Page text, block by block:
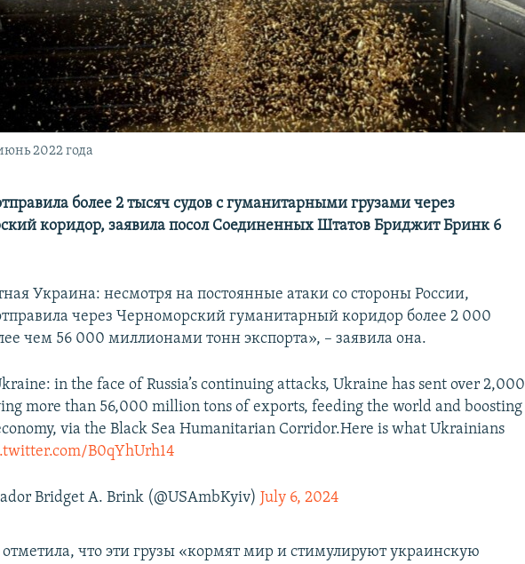
2022 года
более 2 тысяч судов с гуманитарными грузами через
коридор, заявила посол Соединенных Штатов Бриджит Бринк 6
Украина: несмотря на постоянные атаки со стороны России,
через Черноморский гуманитарный коридор более 2 000
чем 56 000 миллионами тонн экспорта», – заявила она.
in the face of Russia’s continuing attacks, Ukraine has sent over 2,000
more than 56,000 million tons of exports, feeding the world and boosting
via the Black Sea Humanitarian Corridor.Here is what Ukrainians
B0qYhUrh14
Bridget A. Brink (@USAmbKyiv)July 6, 2024
что эти грузы «кормят мир и стимулируют украинскую